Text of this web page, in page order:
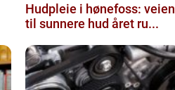
Hudpleie i hønefoss: veien
til sunnere hud året ru...